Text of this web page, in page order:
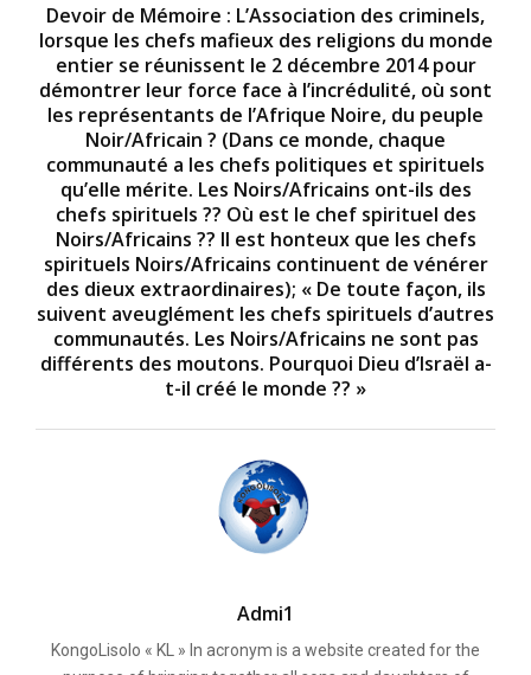
Devoir de Mémoire : L’Association des criminels,
lorsque les chefs mafieux des religions du monde
entier se réunissent le 2 décembre 2014 pour
démontrer leur force face à l’incrédulité, où sont
les représentants de l’Afrique Noire, du peuple
Noir/Africain ? (Dans ce monde, chaque
communauté a les chefs politiques et spirituels
qu’elle mérite. Les Noirs/Africains ont-ils des
chefs spirituels ?? Où est le chef spirituel des
Noirs/Africains ?? Il est honteux que les chefs
spirituels Noirs/Africains continuent de vénérer
des dieux extraordinaires); « De toute façon, ils
suivent aveuglément les chefs spirituels d’autres
communautés. Les Noirs/Africains ne sont pas
différents des moutons. Pourquoi Dieu d’Israël a-
t-il créé le monde ?? »
Admi1
KongoLisolo « KL » In acronym is a website created for the